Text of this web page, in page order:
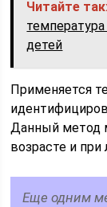
Читайте
детей
Применяется
Данный метод
возрасте и
Еще одним